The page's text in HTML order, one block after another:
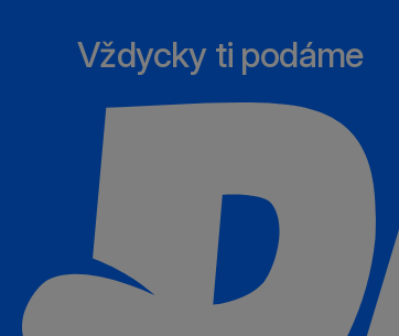
Vždycky ti podáme